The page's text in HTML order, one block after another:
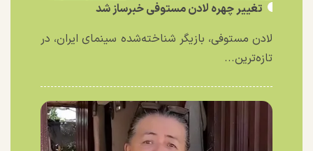
تغییر چهره لادن مستوفی خبرساز شد
لادن مستوفی، بازیگر شناخته‌شده سینمای ایران، در
تازه‌ترین...